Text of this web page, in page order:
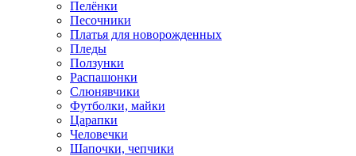
Пелёнки
Песочники
Платья для новорожденных
Пледы
Ползунки
Распашонки
Слюнявчики
Футболки, майки
Царапки
Человечки
Шапочки, чепчики